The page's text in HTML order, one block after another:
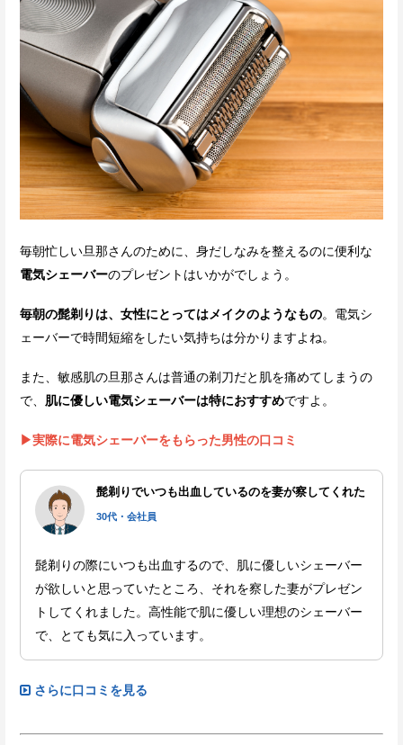
毎朝忙しい旦那さんのために、身だしなみを整えるのに便利な
電気シェーバーのプレゼントはいかがでしょう。
毎朝の髭剃りは、女性にとってはメイクのようなもの。電気シ
ェーバーで時間短縮をしたい気持ちは分かりますよね。
また、敏感肌の旦那さんは普通の剃刀だと肌を痛めてしまうの
で、 肌に優しい電気シェーバーは特におすすめですよ。
▶実際に電気シェーバーをもらった男性の口コミ
髭剃りでいつも出血しているのを妻が察してくれた
30代・会社員
髭剃りの際にいつも出血するので、肌に優しいシェーバー
が欲しいと思っていたところ、それを察した妻がプレゼン
トしてくれました。高性能で肌に優しい理想のシェーバー
で、とても気に入っています。
さらに口コミを見る